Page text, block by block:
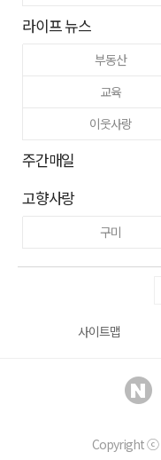
라이프 뉴스
부동산
교육
이웃사랑
주간매일
고향사랑
구미
사이트맵
Copyright ⓒ